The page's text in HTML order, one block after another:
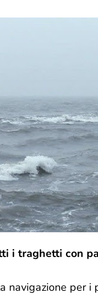
i traghetti con
navigazione per